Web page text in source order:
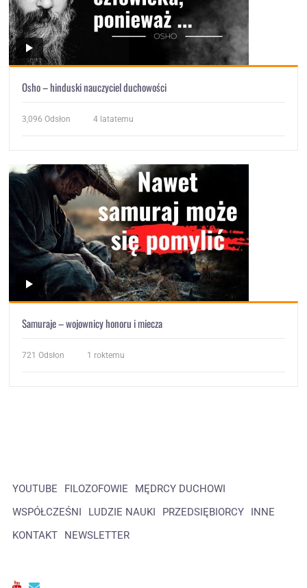
Osho – hinduski nauczyciel duchowości
3,096 Odsłon 4 latatemu
Samuraje – wojownicy honoru i miecza
721 Odsłon 1 roktemu
YOUTUBE FILOZOFOWIE
MĘDRCY DUCHOWI
WSPÓŁCZEŚNI
LUDZIE NAUKI PRZEDSIĘBIORCY
INNE
KONTAKT
NEWSLETTER